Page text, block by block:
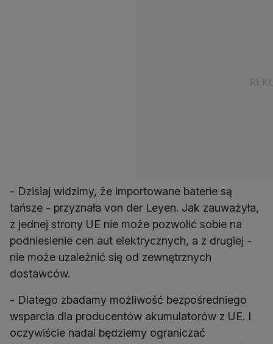
- Dzisiaj widzimy, że importowane baterie są
tańsze - przyznała von der Leyen. Jak zauważyła,
z jednej strony UE nie może pozwolić sobie na
podniesienie cen aut elektrycznych, a z drugiej -
nie może uzależnić się od zewnętrznych
dostawców.
- Dlatego zbadamy możliwość bezpośredniego
wsparcia dla producentów akumulatorów z UE. I
oczywiście nadal będziemy ograniczać